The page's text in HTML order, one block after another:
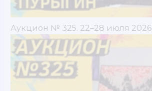
Аукцион № 325. 22–28 июля 2026